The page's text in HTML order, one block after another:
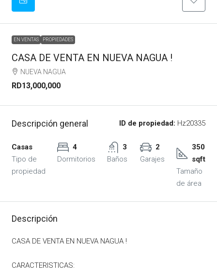
EN VENTAS PROPIEDADES
CASA DE VENTA EN NUEVA NAGUA !
NUEVA NAGUA
RD13,000,000
Descripción general ID de propiedad: Hz20335
Casas
Tipo de
propiedad
4
Dormitorios
3
Baños
2
Garajes
350
sqft
Tamaño
de área
Descripción
CASA DE VENTA EN NUEVA NAGUA !
CARACTERISTICAS: